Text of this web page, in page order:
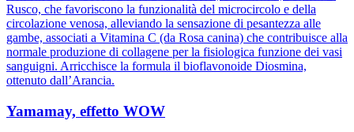
Rusco, che favoriscono la funzionalità del microcircolo e della
circolazione venosa, alleviando la sensazione di pesantezza alle
gambe, associati a Vitamina C (da Rosa canina) che contribuisce alla
normale produzione di collagene per la fisiologica funzione dei vasi
sanguigni. Arricchisce la formula il bioflavonoide Diosmina,
ottenuto dall’Arancia.
Yamamay, effetto WOW